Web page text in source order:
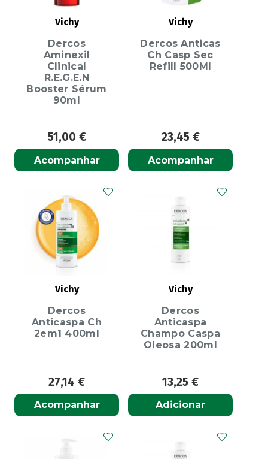
Vichy
Dercos
Aminexil
Clinical
R.E.G.E.N
Booster Sérum
90ml
51,00 €
Acompanhar
Vichy
Dercos Anticas
Ch Casp Sec
Refill 500Ml
23,45 €
Acompanhar
Vichy
Dercos
Anticaspa Ch
2em1 400ml
27,14 €
Acompanhar
Vichy
Dercos
Anticaspa
Champo Caspa
Oleosa 200ml
13,25 €
Adicionar